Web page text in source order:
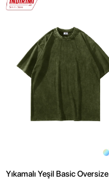
Yıkamalı Yeşil Basic Oversize